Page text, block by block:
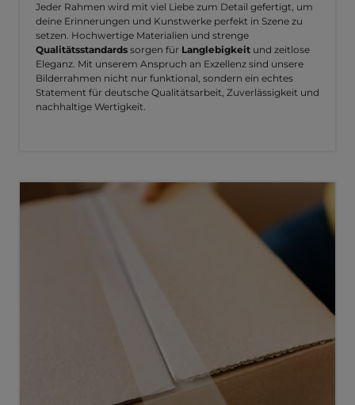
Jeder Rahmen wird mit viel Liebe zum Detail gefertigt, um
deine Erinnerungen und Kunstwerke perfekt in Szene zu
setzen. Hochwertige Materialien und strenge
Qualitätsstandards sorgen für Langlebigkeit und zeitlose
Eleganz. Mit unserem Anspruch an Exzellenz sind unsere
Bilderrahmen nicht nur funktional, sondern ein echtes
Statement für deutsche Qualitätsarbeit, Zuverlässigkeit und
nachhaltige Wertigkeit.